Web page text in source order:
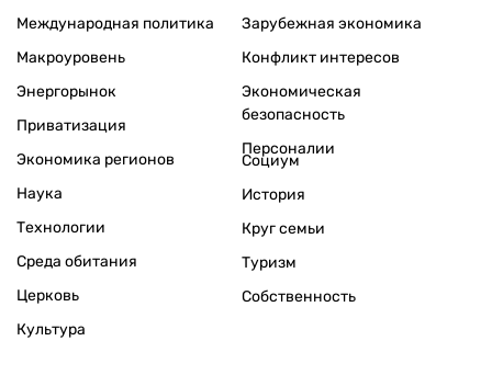
Международная политика
Макроуровень
Энергорынок
Приватизация
Экономика регионов
Зарубежная экономика
Конфликт интересов
Экономическая
безопасность
Персоналии
Наука
Технологии
Среда обитания
Церковь
Культура
Социум
История
Круг семьи
Туризм
Собственность